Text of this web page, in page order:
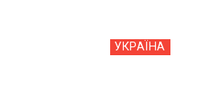
УКРАЇНА